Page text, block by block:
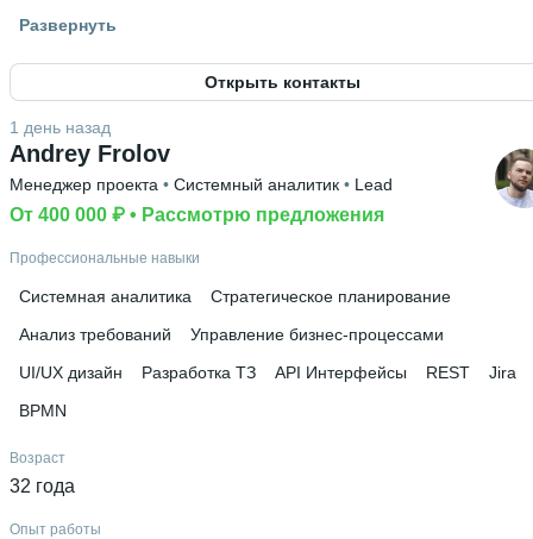
Гражданство
Высшее образование
ВГТУ • Информационных технологий и компьютерной
безопасности • 3 года и 11 месяцев
Развернуть
Открыть контакты
Andrey Frolov
1 день назад
Менеджер проекта • Системный аналитик • Lead
От 400 000 ₽ • Рассмотрю предложения
Профессиональные навыки
Системная аналитика
Стратегическое планирование
Анализ требований
Управление бизнес-процессами
UI/UX дизайн
Разработка ТЗ API Интерфейсы REST
Jira
BPMN
Возраст
32 года
Опыт работы